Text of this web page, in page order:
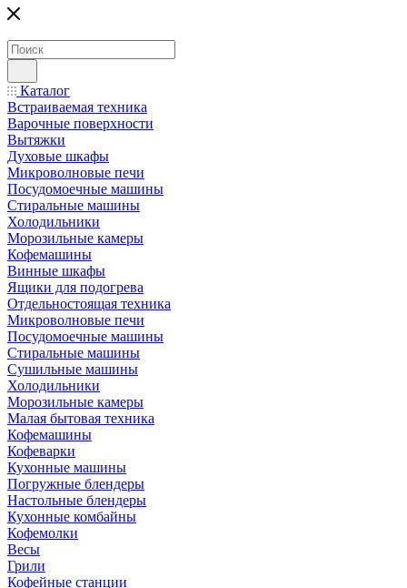
Каталог
Встраиваемая техника
Варочные поверхности
Вытяжки
Духовые шкафы
Микроволновые печи
Посудомоечные машины
Стиральные машины
Холодильники
Морозильные камеры
Кофемашины
Винные шкафы
Ящики для подогрева
Отдельностоящая техника
Микроволновые печи
Посудомоечные машины
Стиральные машины
Сушильные машины
Холодильники
Морозильные камеры
Малая бытовая техника
Кофемашины
Кофеварки
Кухонные машины
Погружные блендеры
Настольные блендеры
Кухонные комбайны
Кофемолки
Весы
Грили
Кофейные станции